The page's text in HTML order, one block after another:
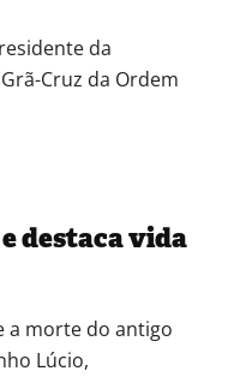
da
Cruz da Ordem
destaca vida
a morte do antigo
Lúcio,